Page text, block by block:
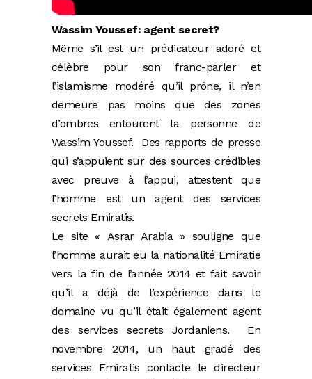
Wassim Youssef: agent secret?
Même s’il est un prédicateur adoré et
célèbre pour son franc-parler et
l’islamisme modéré qu’il prône, il n’en
demeure pas moins que des zones
d’ombres entourent la personne de
Wassim Youssef. Des rapports de presse
qui s’appuient sur des sources crédibles
avec preuve à l’appui, attestent que
l’homme est un agent des services
secrets Emiratis.
Le site « Asrar Arabia » souligne que
l’homme aurait eu la nationalité Emiratie
vers la fin de l’année 2014 et fait savoir
qu’il a déjà de l’expérience dans le
domaine vu qu’il était également agent
des services secrets Jordaniens. En
novembre 2014, un haut gradé des
services Emiratis contacte le directeur